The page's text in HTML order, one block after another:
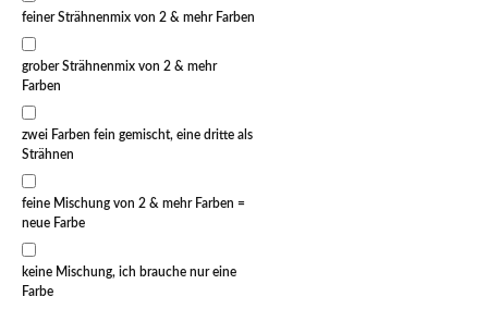
feiner Strähnenmix von 2 & mehr Farben
grober Strähnenmix von 2 & mehr
Farben
zwei Farben fein gemischt, eine dritte als
Strähnen
feine Mischung von 2 & mehr Farben =
neue Farbe
keine Mischung, ich brauche nur eine
Farbe